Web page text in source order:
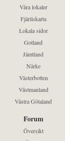
Våra lokaler
Fjärilskarta
Lokala sidor
Gotland
Jämtland
Närke
Västerbotten
Västmanland
Västra Götaland
Forum
Översikt